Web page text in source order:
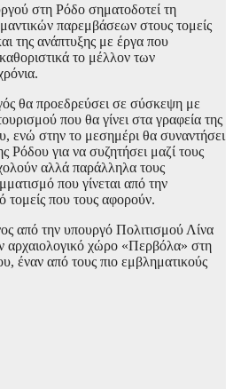
στη Ρόδο σηματοδοτεί τη
παρεμβάσεων στους τομείς
της ανάπτυξης με έργα που
το μέλλον των
θα προεδρεύσει σε σύσκεψη με
που θα γίνει στα γραφεία της
ενώ στην το μεσημέρι θα συναντήσει
Ρόδου για να συζητήσει μαζί τους
αλλά παράλληλα τους
που γίνεται από την
τομείς που τους αφορούν.
από την υπουργό Πολιτισμού Λίνα
αρχαιολογικό χώρο «Περβόλα» στη
έναν από τους πιο εμβληματικούς